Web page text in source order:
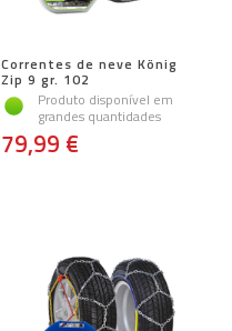
Correntes de neve König
Zip 9 gr. 102
Produto disponível em
grandes quantidades
79,99 €